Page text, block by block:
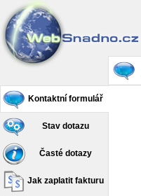
Kontaktní formulář
Stav dotazu
Časté dotazy
Jak zaplatit fakturu